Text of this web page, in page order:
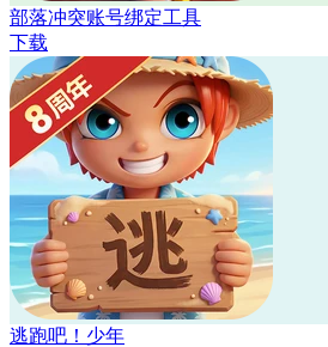
部落冲突账号绑定工具
下载
逃跑吧！少年